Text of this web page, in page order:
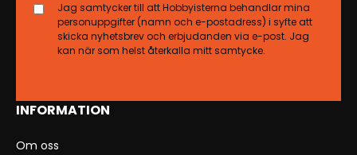
INFORMATION
Om oss
Jag samtycker till att Hobbyisterna behandlar mina
personuppgifter (namn och e-postadress) i syfte att
skicka nyhetsbrev och erbjudanden via e-post. Jag
kan när som helst återkalla mitt samtycke.